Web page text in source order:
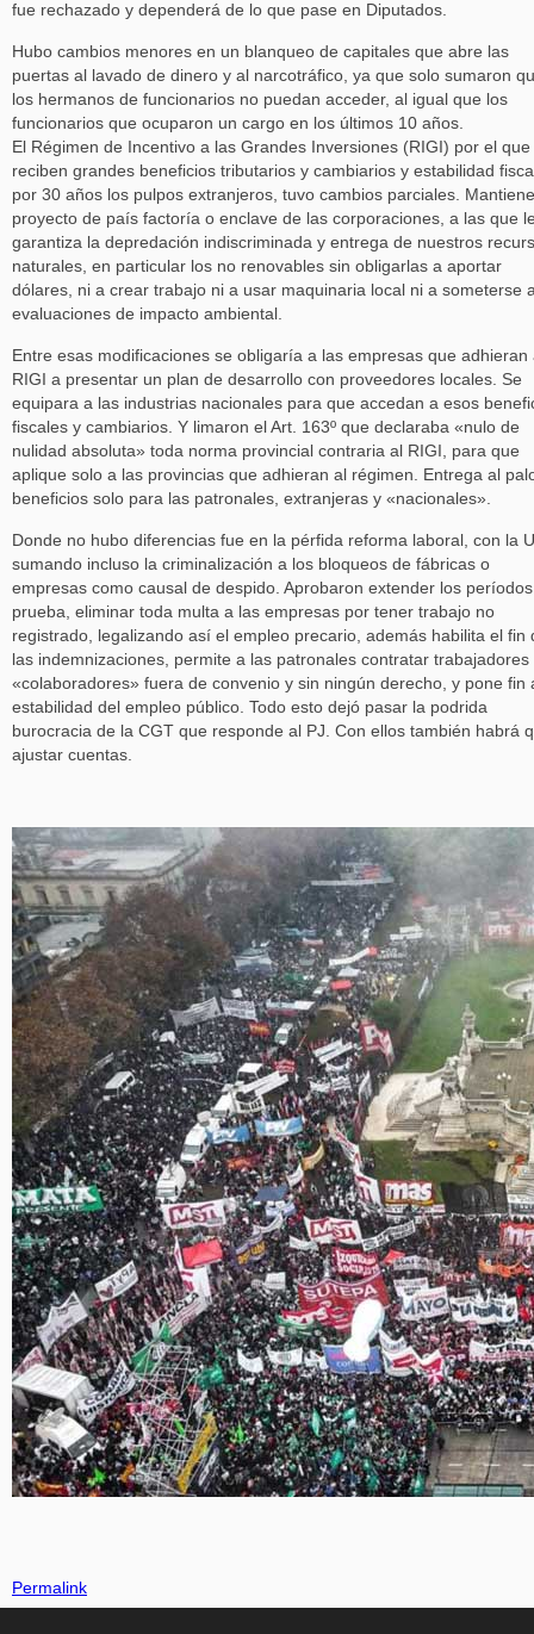
fue rechazado y dependerá de lo que pase en Diputados.
Hubo cambios menores en un blanqueo de capitales que abre las
puertas al lavado de dinero y al narcotráfico, ya que solo sumaron
los hermanos de funcionarios no puedan acceder, al igual que los
funcionarios que ocuparon un cargo en los últimos 10 años.
El Régimen de Incentivo a las Grandes Inversiones (RIGI) por el que
reciben grandes beneficios tributarios y cambiarios y estabilidad
por 30 años los pulpos extranjeros, tuvo cambios parciales.
proyecto de país factoría o enclave de las corporaciones, a las que
garantiza la depredación indiscriminada y entrega de nuestros
naturales, en particular los no renovables sin obligarlas a aportar
dólares, ni a crear trabajo ni a usar maquinaria local ni a someterse
evaluaciones de impacto ambiental.
Entre esas modificaciones se obligaría a las empresas que adhieran
RIGI a presentar un plan de desarrollo con proveedores locales. Se
equipara a las industrias nacionales para que accedan a esos
fiscales y cambiarios. Y limaron el Art. 163º que declaraba «nulo de
nulidad absoluta» toda norma provincial contraria al RIGI, para que
aplique solo a las provincias que adhieran al régimen. Entrega al
beneficios solo para las patronales, extranjeras y «nacionales».
Donde no hubo diferencias fue en la pérfida reforma laboral, con la
sumando incluso la criminalización a los bloqueos de fábricas o
empresas como causal de despido. Aprobaron extender los
prueba, eliminar toda multa a las empresas por tener trabajo no
registrado, legalizando así el empleo precario, además habilita el fin
las indemnizaciones, permite a las patronales contratar trabajadores
«colaboradores» fuera de convenio y sin ningún derecho, y pone fin
estabilidad del empleo público. Todo esto dejó pasar la podrida
burocracia de la CGT que responde al PJ. Con ellos también habrá
ajustar cuentas.
Permalink